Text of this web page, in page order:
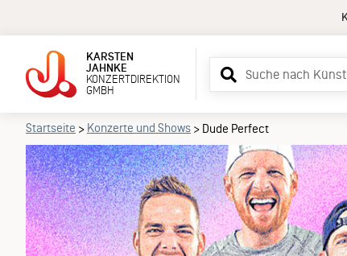
KARSTEN
JAHNKE
KONZERTDIREKTION
GMBH
Suchbegriff
eingeben
Startseite > Konzerte und Shows > Dude Perfect